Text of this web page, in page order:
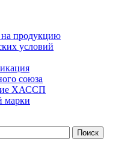
на продукцию
условий
союза
ХАССП
марки